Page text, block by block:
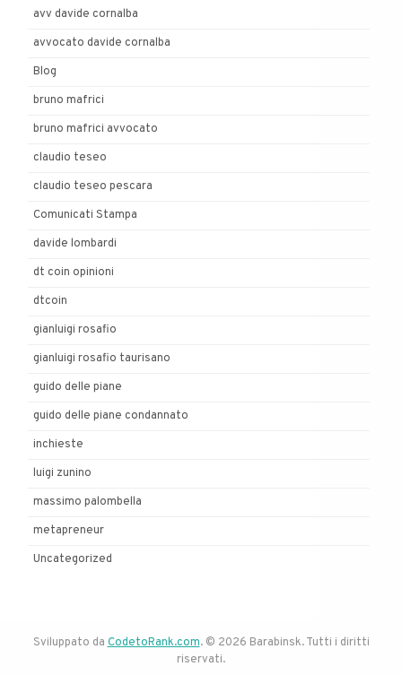
avv davide cornalba
avvocato davide cornalba
Blog
bruno mafrici
bruno mafrici avvocato
claudio teseo
claudio teseo pescara
Comunicati Stampa
davide lombardi
dt coin opinioni
dtcoin
gianluigi rosafio
gianluigi rosafio taurisano
guido delle piane
guido delle piane condannato
inchieste
luigi zunino
massimo palombella
metapreneur
Uncategorized
Sviluppato da CodetoRank.com. © 2026 Barabinsk. Tutti i diritti
riservati.